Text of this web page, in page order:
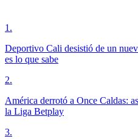
1 .
Deportivo Cali desistió de un
es lo que sabe
2.
América derrotó a Once Caldas:
la Liga Betplay
3.